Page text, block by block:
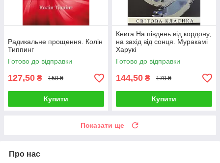
Радикальне прощення. Колін
Типпинг
Готово до відправки
127,50 ₴ 150 ₴
Купити
Книга На південь від кордону,
на захід від сонця. Муракамі
Харукі
Готово до відправки
144,50 ₴ 170 ₴
Купити
Показати ще
Про нас